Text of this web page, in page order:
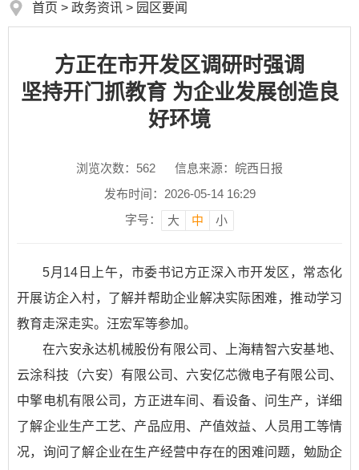
首页 > 政务资讯 > 园区要闻
方正在市开发区调研时强调
坚持开门抓教育 为企业发展创造良
好环境
浏览次数： 562
信息来源：皖西日报
发布时间：2026-05-14 16:29
字号：
大 中 小
5月14日上午，市委书记方正深入市开发区，常态化
开展访企入村，了解并帮助企业解决实际困难，推动学习
教育走深走实。汪宏军等参加。
在六安永达机械股份有限公司、上海精智六安基地、
云涂科技（六安）有限公司、六安亿芯微电子有限公司、
中擎电机有限公司，方正进车间、看设备、问生产，详细
了解企业生产工艺、产品应用、产值效益、人员用工等情
况，询问了解企业在生产经营中存在的困难问题，勉励企